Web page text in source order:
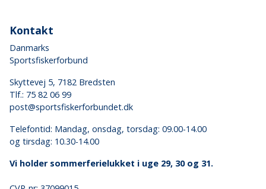
Kontakt
Danmarks
Sportsfiskerforbund
Skyttevej 5, 7182 Bredsten
Tlf.: 75 82 06 99
post@sportsfiskerforbundet.dk
Telefontid: Mandag, onsdag, torsdag: 09.00-14.00
og tirsdag: 10.30-14.00
Vi holder sommerferielukket i uge 29, 30 og 31.